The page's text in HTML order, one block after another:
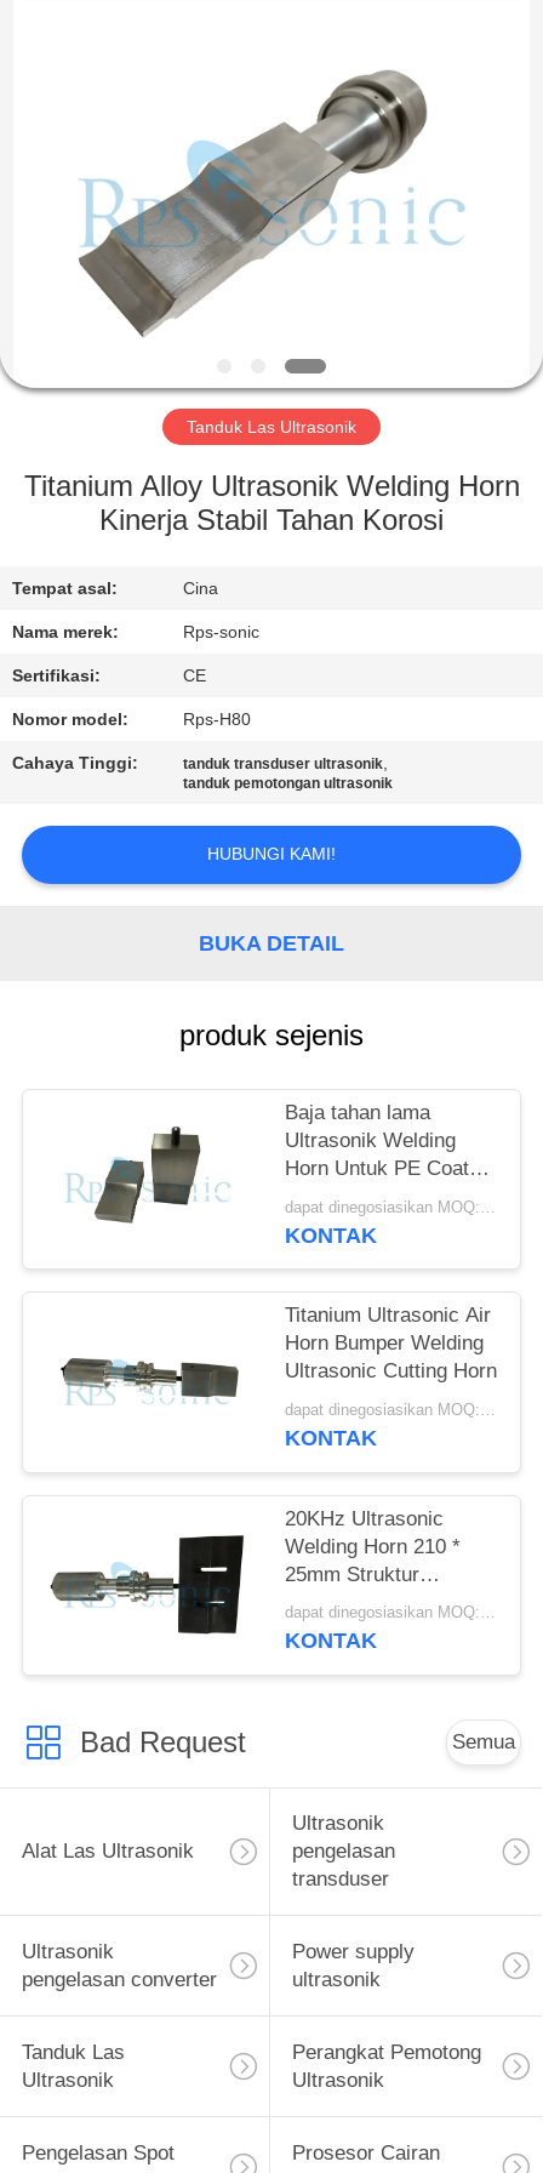
PRODUK
TENTANG
TUR
KONTROL
HUBUNGI
KAMI
KASUS
SITEMAP
Tanduk Las Ultrasonik
Titanium Alloy Ultrasonik Welding Horn
Kinerja Stabil Tahan Korosi
Tempat asal: Cina
Nama merek: Rps-sonic
Sertifikasi: CE
Nomor model: Rps-H80
Cahaya Tinggi: tanduk transduser ultrasonik,
tanduk pemotongan ultrasonik
HUBUNGI KAMI!
BUKA DETAIL
produk sejenis
Baja tahan lama
Ultrasonik Welding
Horn Untuk PE Coated
Paper Box Packing
dapat dinegosiasikan MOQ:1pcs
KONTAK
Titanium Ultrasonic Air
Horn Bumper Welding
Ultrasonic Cutting Horn
dapat dinegosiasikan MOQ:1pcs
KONTAK
20KHz Ultrasonic
Welding Horn 210 *
25mm Struktur
Kompak Mudah
Dioperasikan
dapat dinegosiasikan MOQ:1pcs
KONTAK
Bad Request Semua
Alat Las Ultrasonik
Ultrasonik
pengelasan
transduser
Ultrasonik
pengelasan converter
Power supply
ultrasonik
Tanduk Las
Ultrasonik
Perangkat Pemotong
Ultrasonik
Pengelasan Spot
Prosesor Cairan